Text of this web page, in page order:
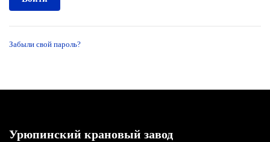
Забыли свой пароль?
Урюпинский крановый завод